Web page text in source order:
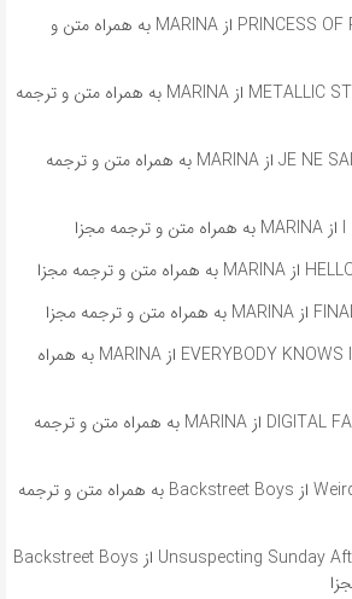
آهنگ انگلیسی PRINCESS OF POWER از MARINA به همراه متن و
آهنگ انگلیسی METALLIC STALLION از MARINA به همراه متن و ترجمه
آهنگ انگلیسی JE NE SAIS QUOI از MARINA به همراه متن و ترجمه
آهنگ انگلیسی EVERYBODY KNOWS I’M SAD از MARINA به همراه
آهنگ انگلیسی DIGITAL FANTASY از MARINA به همراه متن و ترجمه
آهنگ انگلیسی Weird World از Backstreet Boys به همراه متن و ترجمه
آهنگ انگلیسی Unsuspecting Sunday Afternoon از Backstreet Boys